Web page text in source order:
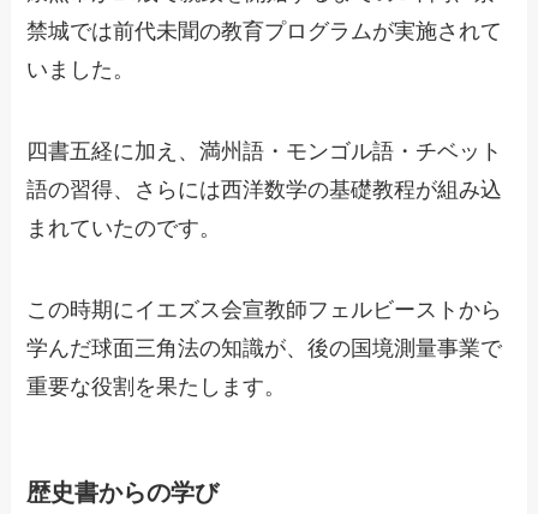
禁城では前代未聞の教育プログラムが実施されて
いました。
四書五経に加え、満州語・モンゴル語・チベット
語の習得、さらには西洋数学の基礎教程が組み込
まれていたのです。
この時期にイエズス会宣教師フェルビーストから
学んだ球面三角法の知識が、後の国境測量事業で
重要な役割を果たします。
歴史書からの学び